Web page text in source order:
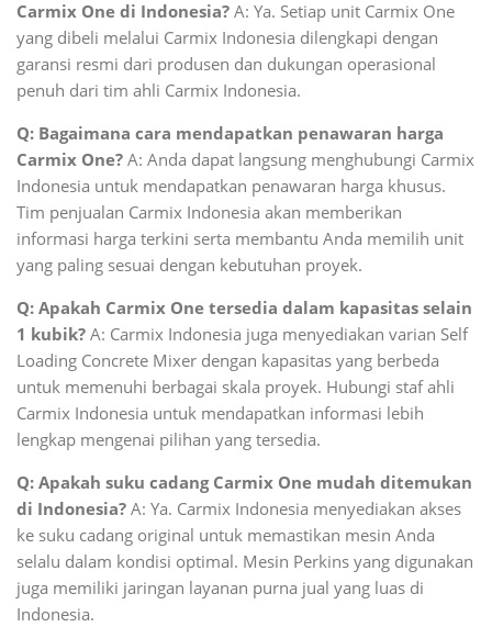
Carmix One di Indonesia? A: Ya. Setiap unit Carmix One
yang dibeli melalui Carmix Indonesia dilengkapi dengan
garansi resmi dari produsen dan dukungan operasional
penuh dari tim ahli Carmix Indonesia.
Q: Bagaimana cara mendapatkan penawaran harga
Carmix One? A: Anda dapat langsung menghubungi Carmix
Indonesia untuk mendapatkan penawaran harga khusus.
Tim penjualan Carmix Indonesia akan memberikan
informasi harga terkini serta membantu Anda memilih unit
yang paling sesuai dengan kebutuhan proyek.
Q: Apakah Carmix One tersedia dalam kapasitas selain
1 kubik? A: Carmix Indonesia juga menyediakan varian Self
Loading Concrete Mixer dengan kapasitas yang berbeda
untuk memenuhi berbagai skala proyek. Hubungi staf ahli
Carmix Indonesia untuk mendapatkan informasi lebih
lengkap mengenai pilihan yang tersedia.
Q: Apakah suku cadang Carmix One mudah ditemukan
di Indonesia? A: Ya. Carmix Indonesia menyediakan akses
ke suku cadang original untuk memastikan mesin Anda
selalu dalam kondisi optimal. Mesin Perkins yang digunakan
juga memiliki jaringan layanan purna jual yang luas di
Indonesia.